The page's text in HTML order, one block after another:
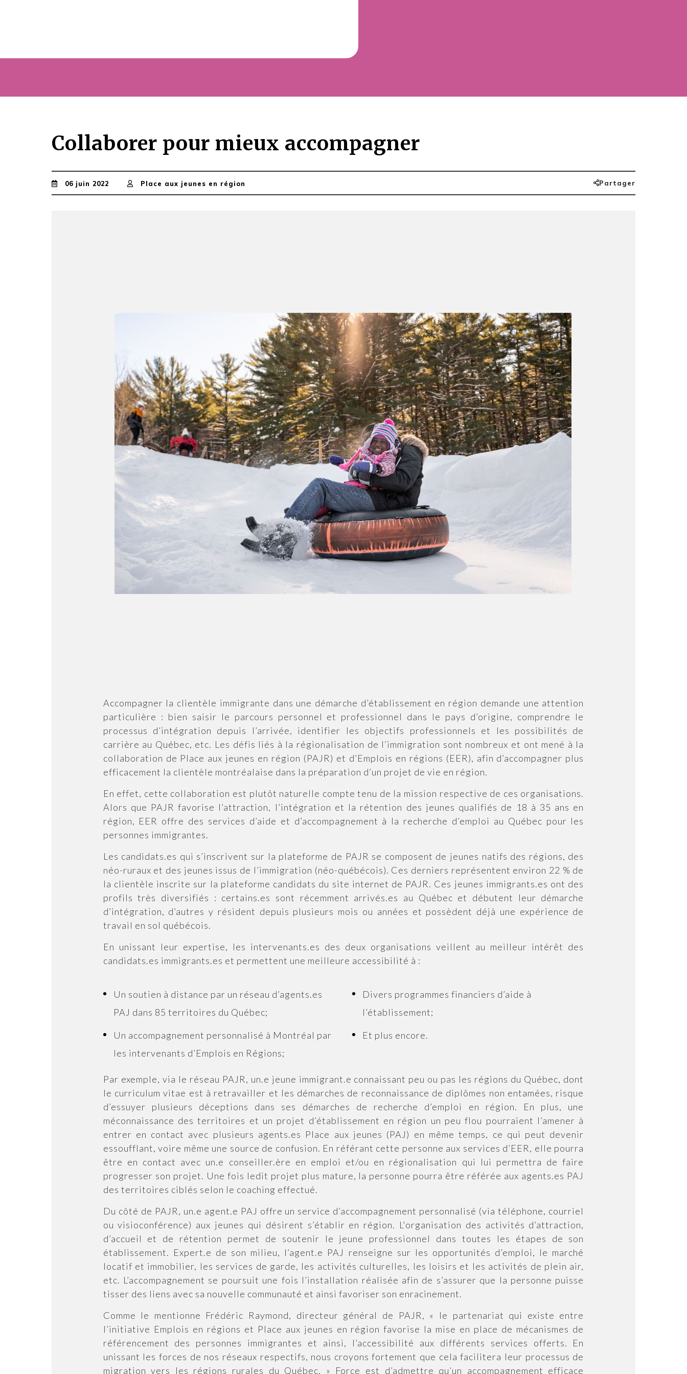
Collaborer pour mieux accompagner
06 juin 2022 Place aux jeunes en région Partager
Accompagner la clientèle immigrante dans une démarche d’établissement en région demande une attention
particulière : bien saisir le parcours personnel et professionnel dans le pays d’origine, comprendre le
processus d’intégration depuis l’arrivée, identifier les objectifs professionnels et les possibilités de
carrière au Québec, etc. Les défis liés à la régionalisation de l’immigration sont nombreux et ont mené à la
collaboration de Place aux jeunes en région (PAJR) et d’Emplois en régions (EER), afin d’accompagner plus
efficacement la clientèle montréalaise dans la préparation d’un projet de vie en région.
En effet, cette collaboration est plutôt naturelle compte tenu de la mission respective de ces organisations.
Alors que PAJR favorise l’attraction, l’intégration et la rétention des jeunes qualifiés de 18 à 35 ans en
région, EER offre des services d’aide et d’accompagnement à la recherche d’emploi au Québec pour les
personnes immigrantes.
Les candidats.es qui s’inscrivent sur la plateforme de PAJR se composent de jeunes natifs des régions, des
néo-ruraux et des jeunes issus de l’immigration (néo-québécois). Ces derniers représentent environ 22 % de
la clientèle inscrite sur la plateforme candidats du site internet de PAJR. Ces jeunes immigrants.es ont des
profils très diversifiés : certains.es sont récemment arrivés.es au Québec et débutent leur démarche
d’intégration, d’autres y résident depuis plusieurs mois ou années et possèdent déjà une expérience de
travail en sol québécois.
En unissant leur expertise, les intervenants.es des deux organisations veillent au meilleur intérêt des
candidats.es immigrants.es et permettent une meilleure accessibilité à :
Un soutien à distance par un réseau d’agents.es
PAJ dans 85 territoires du Québec;
Un accompagnement personnalisé à Montréal par
les intervenants d’Emplois en Régions;
Divers programmes financiers d’aide à
l’établissement;
Et plus encore.
Par exemple, via le réseau PAJR, un.e jeune immigrant.e connaissant peu ou pas les régions du Québec, dont
le curriculum vitae est à retravailler et les démarches de reconnaissance de diplômes non entamées, risque
d’essuyer plusieurs déceptions dans ses démarches de recherche d’emploi en région. En plus, une
méconnaissance des territoires et un projet d’établissement en région un peu flou pourraient l’amener à
entrer en contact avec plusieurs agents.es Place aux jeunes (PAJ) en même temps, ce qui peut devenir
essoufflant, voire même une source de confusion. En référant cette personne aux services d’EER, elle pourra
être en contact avec un.e conseiller.ère en emploi et/ou en régionalisation qui lui permettra de faire
progresser son projet. Une fois ledit projet plus mature, la personne pourra être référée aux agents.es PAJ
des territoires ciblés selon le coaching effectué.
Du côté de PAJR, un.e agent.e PAJ offre un service d’accompagnement personnalisé (via téléphone, courriel
ou visioconférence) aux jeunes qui désirent s’établir en région. L'organisation des activités d’attraction,
d’accueil et de rétention permet de soutenir le jeune professionnel dans toutes les étapes de son
établissement. Expert.e de son milieu, l’agent.e PAJ renseigne sur les opportunités d’emploi, le marché
locatif et immobilier, les services de garde, les activités culturelles, les loisirs et les activités de plein air,
etc. L’accompagnement se poursuit une fois l’installation réalisée afin de s’assurer que la personne puisse
tisser des liens avec sa nouvelle communauté et ainsi favoriser son enracinement.
Comme le mentionne Frédéric Raymond, directeur général de PAJR, « le partenariat qui existe entre
l’initiative Emplois en régions et Place aux jeunes en région favorise la mise en place de mécanismes de
référencement des personnes immigrantes et ainsi, l’accessibilité aux différents services offerts. En
unissant les forces de nos réseaux respectifs, nous croyons fortement que cela facilitera leur processus de
migration vers les régions rurales du Québec. » Force est d’admettre qu’un accompagnement efficace